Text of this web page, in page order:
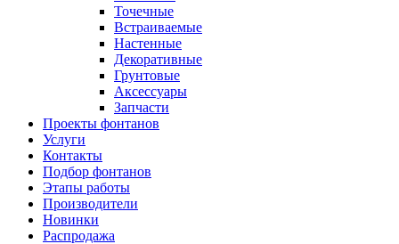
Точечные
Встраиваемые
Настенные
Декоративные
Грунтовые
Аксессуары
Запчасти
Проекты фонтанов
Услуги
Контакты
Подбор фонтанов
Этапы работы
Производители
Новинки
Распродажа